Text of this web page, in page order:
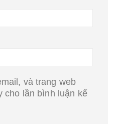
và trang web
cho lần bình luận kế